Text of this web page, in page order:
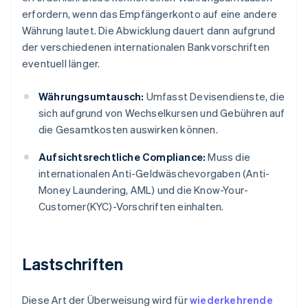
erfordern, wenn das Empfängerkonto auf eine andere
Währung lautet. Die Abwicklung dauert dann aufgrund
der verschiedenen internationalen Bankvorschriften
eventuell länger.
Währungsumtausch: Umfasst Devisendienste, die
sich aufgrund von Wechselkursen und Gebühren auf
die Gesamtkosten auswirken können.
Aufsichtsrechtliche Compliance: Muss die
internationalen Anti-Geldwäschevorgaben (Anti-
Money Laundering, AML) und die Know-Your-
Customer(KYC)-Vorschriften einhalten.
Lastschriften
Diese Art der Überweisung wird fürwiederkehrende